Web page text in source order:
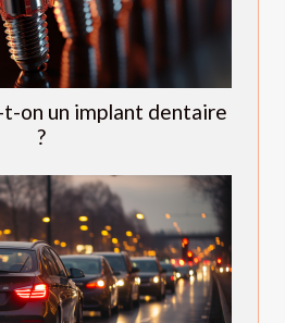
on un implant dentaire
?